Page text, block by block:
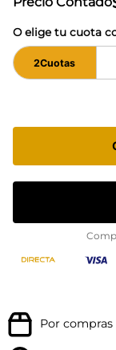
O elige tu cuota
2Cuotas
Por